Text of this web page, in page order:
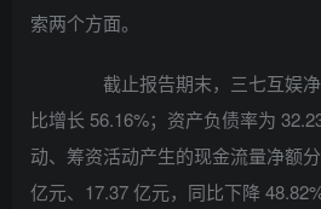
索两个方面。
截止报告期末，三七互娱净
比增长 56.16%；资产负债率为
动、筹资活动产生的现金流量净额
亿元、17.37 亿元，同比下降